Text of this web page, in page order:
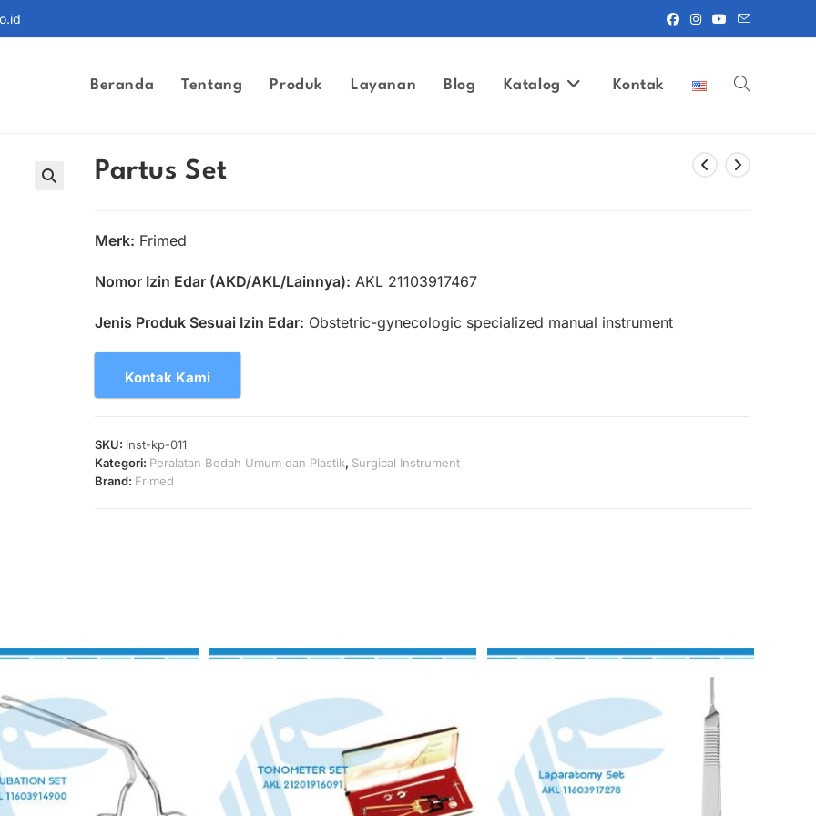
Beranda Tentang Produk Layanan Blog Katalog Kontak Toggle
Partus Set
Merk: Frimed
Nomor Izin Edar (AKD/AKL/Lainnya): AKL 21103917467
Jenis Produk Sesuai Izin Edar: Obstetric-gynecologic specialized manual instrument
Kontak Kami
SKU: inst-kp-011
Kategori: Peralatan Bedah Umum dan Plastik, Surgical Instrument
Brand: Frimed